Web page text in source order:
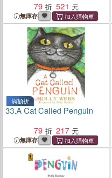
79
521
無庫存
滿額折
33.A Cat Called Penguin
79
217
無庫存